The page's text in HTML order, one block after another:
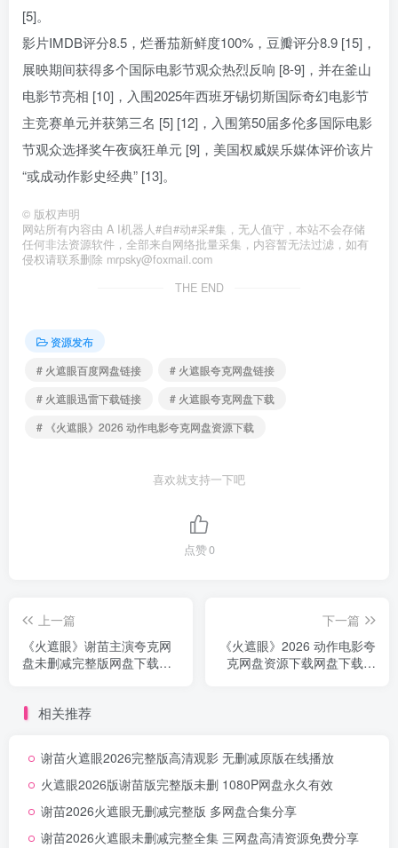
[5]。
影片IMDB评分8.5，烂番茄新鲜度100%，豆瓣评分8.9 [15]，
展映期间获得多个国际电影节观众热烈反响 [8-9]，并在釜山
电影节亮相 [10]，入围2025年西班牙锡切斯国际奇幻电影节
主竞赛单元并获第三名 [5] [12]，入围第50届多伦多国际电影
节观众选择奖午夜疯狂单元 [9]，美国权威娱乐媒体评价该片
“或成动作影史经典” [13]。
© 版权声明
网站所有内容由 A I机器人#自#动#采#集，无人值守，本站不会存储
任何非法资源软件，全部来自网络批量采集，内容暂无法过滤，如有
侵权请联系删除 mrpsky@foxmail.com
THE END
资源发布
# 火遮眼百度网盘链接
# 火遮眼夸克网盘链接
# 火遮眼迅雷下载链接
# 火遮眼夸克网盘下载
# 《火遮眼》2026 动作电影夸克网盘资源下载
喜欢就支持一下吧
点赞0
上一篇
《火遮眼》谢苗主演夸克网
盘未删减完整版网盘下载免
下一篇
《火遮眼》2026 动作电影夸
克网盘资源下载网盘下载免
相关推荐
谢苗火遮眼2026完整版高清观影 无删减原版在线播放
火遮眼2026版谢苗版完整版未删 1080P网盘永久有效
谢苗2026火遮眼无删减完整版 多网盘合集分享
谢苗2026火遮眼未删减完整全集 三网盘高清资源免费分享